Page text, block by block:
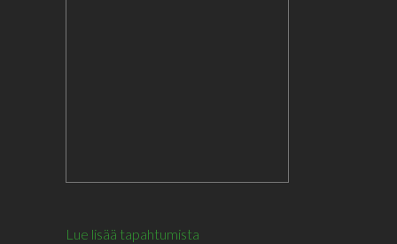
Lue lisää tapahtumista